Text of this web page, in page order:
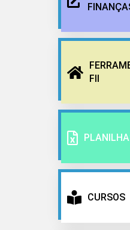
FII
CURSOS